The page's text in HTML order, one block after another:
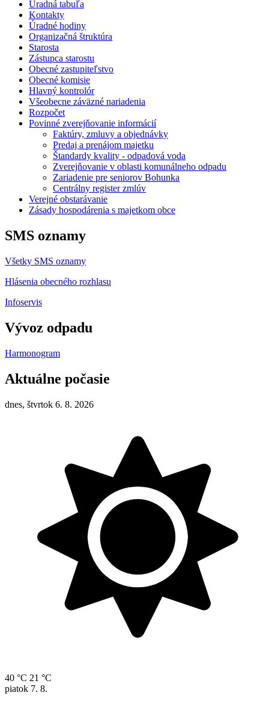
Úradná tabuľa
Kontakty
Úradné hodiny
Organizačná štruktúra
Starosta
Zástupca starostu
Obecné zastupiteľstvo
Obecné komisie
Hlavný kontrolór
Všeobecne záväzné nariadenia
Rozpočet
Povinné zverejňovanie informácií
Faktúry, zmluvy a objednávky
Predaj a prenájom majetku
Štandardy kvality - odpadová voda
Zverejňovanie v oblasti komunálneho odpadu
Zariadenie pre seniorov Bohunka
Centrálny register zmlúv
Verejné obstarávanie
Zásady hospodárenia s majetkom obce
SMS oznamy
Všetky SMS oznamy
Hlásenia obecného rozhlasu
Infoservis
Vývoz odpadu
Harmonogram
Aktuálne počasie
dnes, štvrtok 6. 8. 2026
40 °C 21 °C
piatok 7. 8.